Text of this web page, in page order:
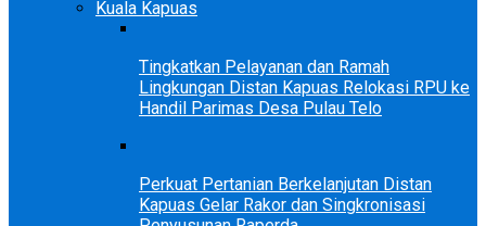
Kuala Kapuas
Tingkatkan Pelayanan dan Ramah
Lingkungan Distan Kapuas Relokasi RPU ke
Handil Parimas Desa Pulau Telo
Perkuat Pertanian Berkelanjutan Distan
Kapuas Gelar Rakor dan Singkronisasi